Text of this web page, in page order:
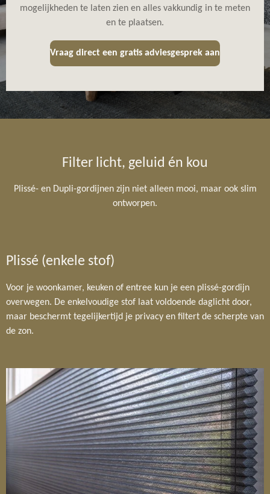
mogelijkheden te laten zien en alles vakkundig in te meten
en te plaatsen.
Vraag direct een gratis adviesgesprek aan
Filter licht, geluid én kou
Plissé- en Dupli-gordijnen zijn niet alleen mooi, maar ook slim
ontworpen.
Plissé (enkele stof)
Voor je woonkamer, keuken of entree kun je een plissé-gordijn
overwegen. De enkelvoudige stof laat voldoende daglicht door,
maar beschermt tegelijkertijd je privacy en filtert de scherpte van
de zon.